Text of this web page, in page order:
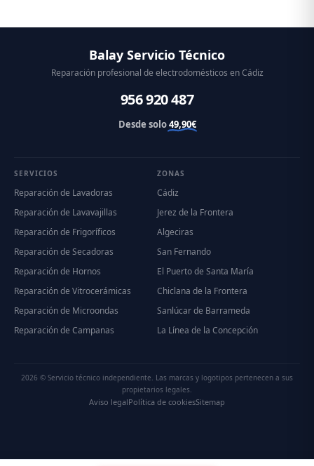
Balay Servicio Técnico
Reparación profesional de electrodomésticos en Cádiz
956 920 487
Desde solo49,90€
SERVICIOS
Reparación de Lavadoras
Reparación de Lavavajillas
Reparación de Frigoríficos
Reparación de Secadoras
Reparación de Hornos
Reparación de Vitrocerámicas
Reparación de Microondas
Reparación de Campanas
ZONAS
Cádiz
Jerez de la Frontera
Algeciras
San Fernando
El Puerto de Santa María
Chiclana de la Frontera
Sanlúcar de Barrameda
La Línea de la Concepción
2026 © Servicio técnico independiente. Las marcas y logotipos pertenecen a sus
propietarios legales.
Aviso legalPolítica de cookiesSitemap